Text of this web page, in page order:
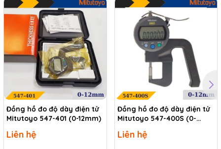
gần như tuyệt đối. Ưu điểm này giúp cho sản phẩm
giành được sự tin tưởng của người tiêu dùng và phục vụ
tốt cho mọi nhu cầu sử dụng của khách hàng.
Đồng hồ đo độ dày điện tử
Mitutoyo 547-401 (0-12mm)
Liên hệ
Đồng hồ đo độ dày điện tử
Mitutoyo 547-400S (0-
Liên hệ